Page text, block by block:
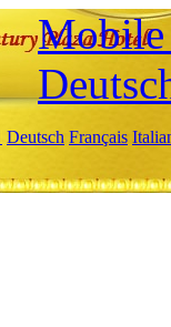
Mobile
Deutsch Français